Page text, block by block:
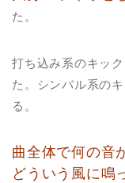
た。
打ち込み系のキッ
た。シンバル系の
る。
曲全体で何の音
どういう風に鳴